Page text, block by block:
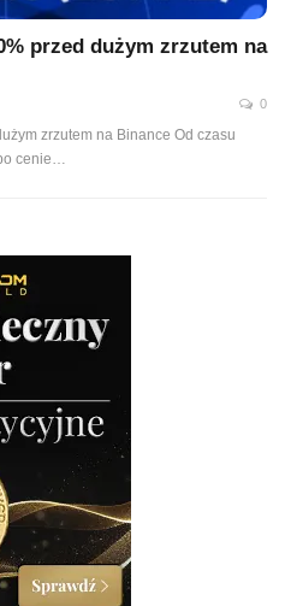
przed dużym zrzutem na
0
zrzutem na Binance Od czasu
cenie…